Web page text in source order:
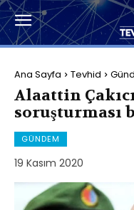
Ana Sayfa Tevhid
Alaattin
soruşturması
GÜNDEM
19 Kasım 2020